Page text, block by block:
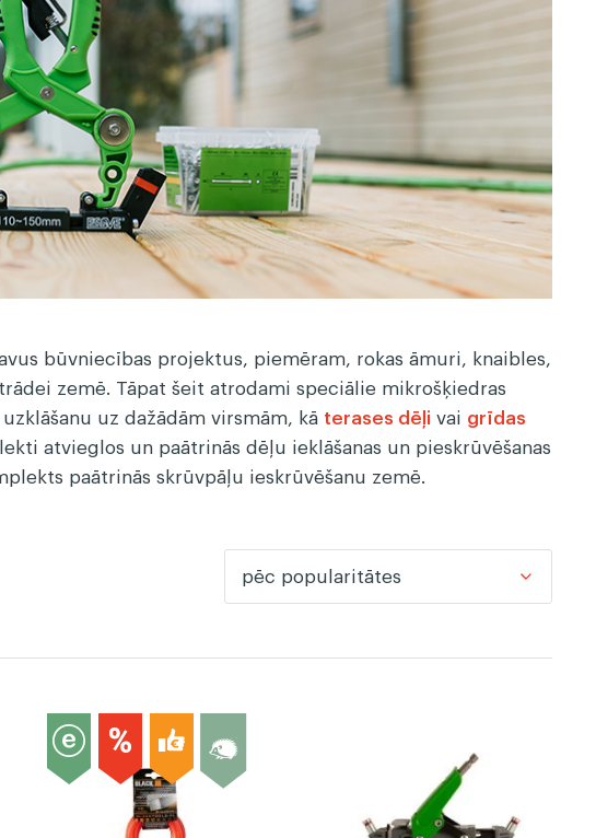
Žoga dēļi
būvniecības projektus, piemēram, rokas āmuri, knaibles,
zemē. Tāpat šeit atrodami speciālie mikrošķiedras
uz dažādām virsmām, kā terases dēļi vai grīdas
atvieglos un paātrinās dēļu ieklāšanas un pieskrūvēšanas
paātrinās skrūvpāļu ieskrūvēšanu zemē.
pēc popularitātes